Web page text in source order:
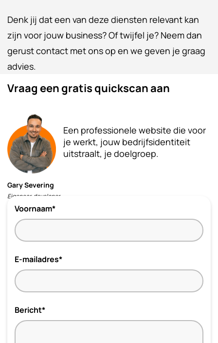
Denk jij dat een van deze diensten relevant kan
zijn voor jouw business? Of twijfel je? Neem dan
gerust contact met ons op en we geven je graag
advies.
Gary Severing
Eigenaar, developer
Vraag een gratis quickscan aan
Een professionele website die voor
je werkt, jouw bedrijfsidentiteit
uitstraalt, je doelgroep.
Voornaam*
E-mailadres*
Bericht*